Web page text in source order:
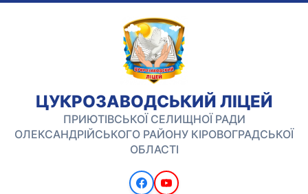
ЦУКРОЗАВОДСЬКИЙ ЛІЦЕЙ
ПРИЮТІВСЬКОЇ СЕЛИЩНОЇ РАДИ
ОЛЕКСАНДРІЙСЬКОГО РАЙОНУ КІРОВОГРАДСЬКОЇ
ОБЛАСТІ